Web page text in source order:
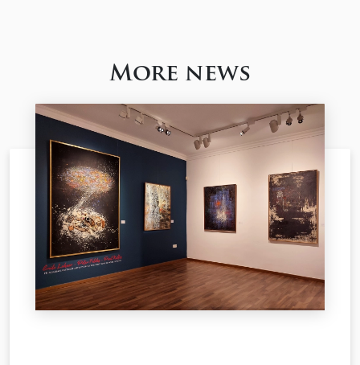
More news